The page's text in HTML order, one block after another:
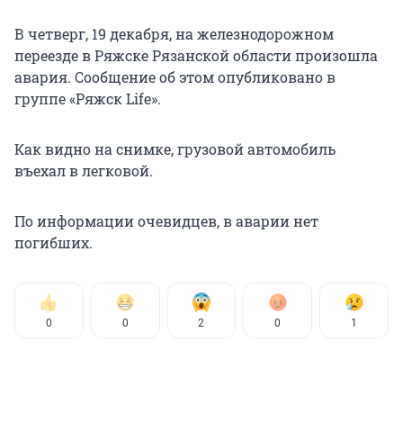
В четверг, 19 декабря, на железнодорожном
переезде в Ряжске Рязанской области произошла
авария. Сообщение об этом опубликовано в
группе «Ряжск Life».
Как видно на снимке, грузовой автомобиль
въехал в легковой.
По информации очевидцев, в аварии нет
погибших.
0 0 2 0 1